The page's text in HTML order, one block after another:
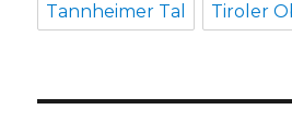
Tannheimer Tal Tiroler